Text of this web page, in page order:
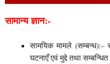
सामान्य ज्ञान:-
सामयिक मामले (सम्बन्ध):–
घटनाएँ एवं मुद्दे तथा